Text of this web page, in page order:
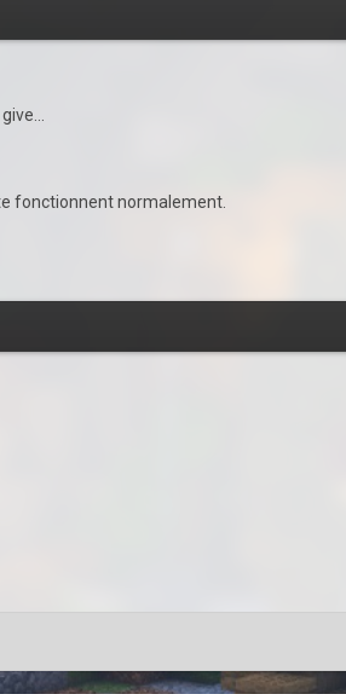
fonctionnent normalement.